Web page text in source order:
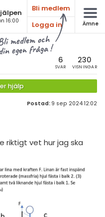
16:00
Bli medlem
Logga in
Ämne
Bli medlem och
din egen fråga !
6
SVAR
230
VISNINGAR
hjälp
Postad: 9 sep 2024 12:02
riktigt vet hur jag ska
Alla ämnen
Alla trådar
(fysikdelen)
diskussioner
Livehjälpen